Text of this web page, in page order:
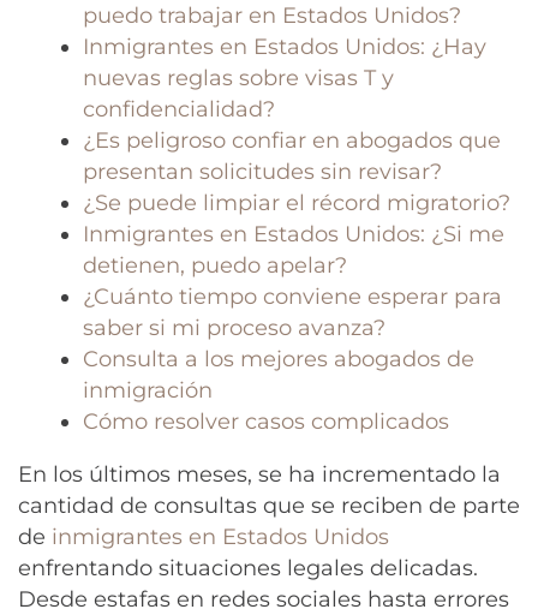
puedo trabajar en Estados Unidos?
Inmigrantes en Estados Unidos: ¿Hay
nuevas reglas sobre visas T y
confidencialidad?
¿Es peligroso confiar en abogados que
presentan solicitudes sin revisar?
¿Se puede limpiar el récord migratorio?
Inmigrantes en Estados Unidos: ¿Si me
detienen, puedo apelar?
¿Cuánto tiempo conviene esperar para
saber si mi proceso avanza?
Consulta a los mejores abogados de
inmigración
Cómo resolver casos complicados
En los últimos meses, se ha incrementado la
cantidad de consultas que se reciben de parte
de inmigrantes en Estados Unidos
enfrentando situaciones legales delicadas.
Desde estafas en redes sociales hasta errores